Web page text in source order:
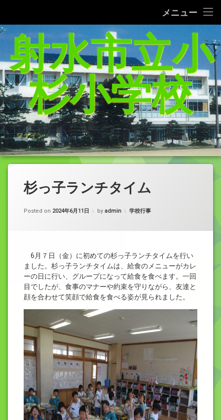
メニュー
給食レシピの紹介(1/27追加）
家庭学習支援サイトまとめ（5／21追加）
杉っ子８つの愛言葉
インターネット利用の約束/「おだいじね」ルール
学校いじめ防止基本方針
登校許可証明書
コ
ン
ン
ツ
へ
ス
キ
ッ
プ
射水市立小
杉小学校
ログイン
杉っ子ランチタイム
Posted on 2024年6月11日 by admin カテゴリー:
学校行事
6月７日（金）に初めての杉っ子ランチタイムを行い
ました。杉っ子ランチタイムは、給食のメニューがカレ
ーの日に行い、グループになって給食を食べます。一回
目でしたが、食事のマナーや約束を守りながら、友達と
顔を合わせて笑顔で給食を食べる姿が見られました。